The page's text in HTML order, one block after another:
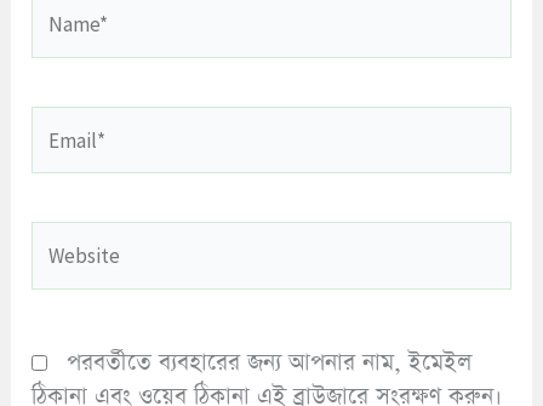
পরবর্তীতে ব্যবহারের জন্য আপনার নাম, ইমেইল
ঠিকানা এবং ওয়েব ঠিকানা এই ব্রাউজারে সংরক্ষণ করুন।